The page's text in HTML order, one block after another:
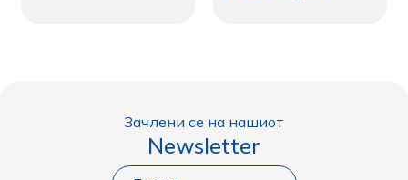
Зачлени се на нашиот
Newsletter